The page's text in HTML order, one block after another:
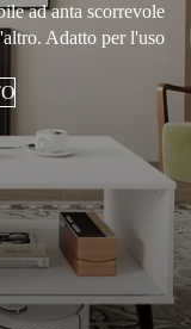
ad anta scorrevole
Adatto per l'uso